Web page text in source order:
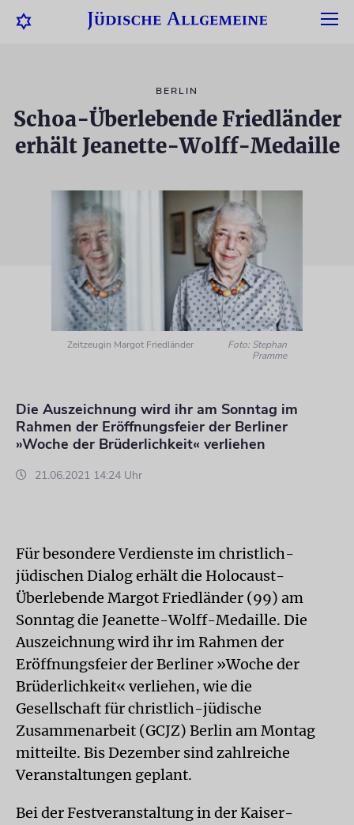
BERLIN
Schoa-Überlebende Friedländer
erhält Jeanette-Wolff-Medaille
Zeitzeugin Margot Friedländer
Foto: Stephan
Pramme
Die Auszeichnung wird ihr am Sonntag im
Rahmen der Eröffnungsfeier der Berliner
»Woche der Brüderlichkeit« verliehen
21.06.2021 14:24 Uhr
Für besondere Verdienste im christlich-
jüdischen Dialog erhält die Holocaust-
Überlebende Margot Friedländer (99) am
Sonntag die Jeanette-Wolff-Medaille. Die
Auszeichnung wird ihr im Rahmen der
Eröffnungsfeier der Berliner »Woche der
Brüderlichkeit« verliehen, wie die
Gesellschaft für christlich-jüdische
Zusammenarbeit (GCJZ) Berlin am Montag
mitteilte. Bis Dezember sind zahlreiche
Veranstaltungen geplant.
Bei der Festveranstaltung in der Kaiser-